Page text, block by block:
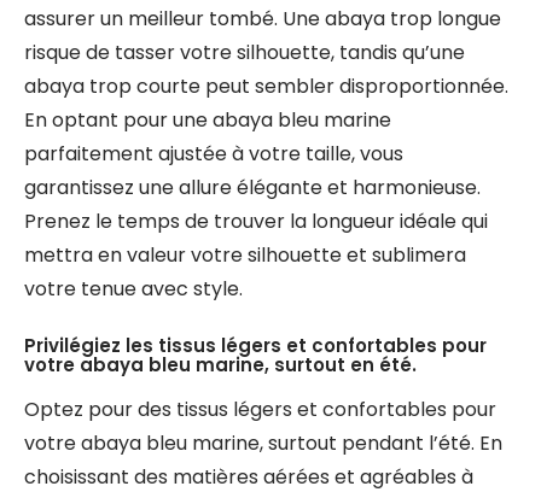
assurer un meilleur tombé. Une abaya trop longue
risque de tasser votre silhouette, tandis qu’une
abaya trop courte peut sembler disproportionnée.
En optant pour une abaya bleu marine
parfaitement ajustée à votre taille, vous
garantissez une allure élégante et harmonieuse.
Prenez le temps de trouver la longueur idéale qui
mettra en valeur votre silhouette et sublimera
votre tenue avec style.
Privilégiez les tissus légers et confortables pour
votre abaya bleu marine, surtout en été.
Optez pour des tissus légers et confortables pour
votre abaya bleu marine, surtout pendant l’été. En
choisissant des matières aérées et agréables à